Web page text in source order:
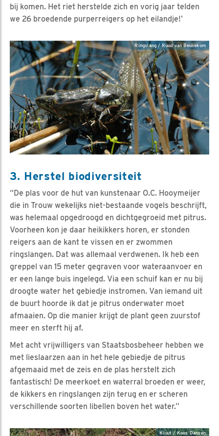
bij komen. Het riet herstelde zich en vorig jaar telden
we 26 broedende purperreigers op het eilandje!’
Ringslang / Ruud van Beusekom
3. Herstel biodiversiteit
“De plas voor de hut van kunstenaar O.C. Hooymeijer
die in Trouw wekelijks niet-bestaande vogels beschrijft,
was helemaal opgedroogd en dichtgegroeid met pitrus.
Voorheen kon je daar heikikkers horen, er stonden
reigers aan de kant te vissen en er zwommen
ringslangen. Dat was allemaal verdwenen. Ik heb een
greppel van 15 meter gegraven voor wateraanvoer en
er een lange buis ingelegd. Via een schuif kan er nu bij
droogte water het gebiedje instromen. Van iemand uit
de buurt hoorde ik dat je pitrus onderwater moet
afmaaien. Op die manier krijgt de plant geen zuurstof
meer en sterft hij af.
Met acht vrijwilligers van Staatsbosbeheer hebben we
met lieslaarzen aan in het hele gebiedje de pitrus
afgemaaid met de zeis en de plas herstelt zich
fantastisch! De meerkoet en waterral broeden er weer,
de kikkers en ringslangen zijn terug en er scheren
verschillende soorten libellen boven het water.”
Kluut / Koos Dansen